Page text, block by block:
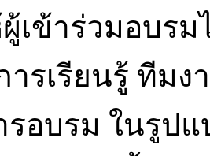
ข้าร่วมอบรม
รเรียนรู้ ทีมง
อบรม ในรูปแ